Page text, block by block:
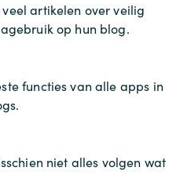
veel artikelen over veilig
op hun blog.
functies van alle apps in
niet alles volgen wat